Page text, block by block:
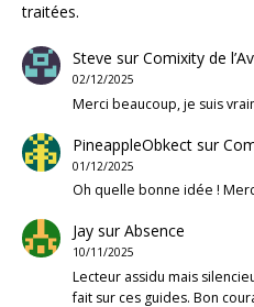
traitées.
Steve surComixity de
02/12/2025
Merci beaucoup, je suis
PineappleObkectsur
01/12/2025
Oh quelle bonne idée !
JaysurAbsence
10/11/2025
Lecteur assidu mais
fait sur ces guides. Bon